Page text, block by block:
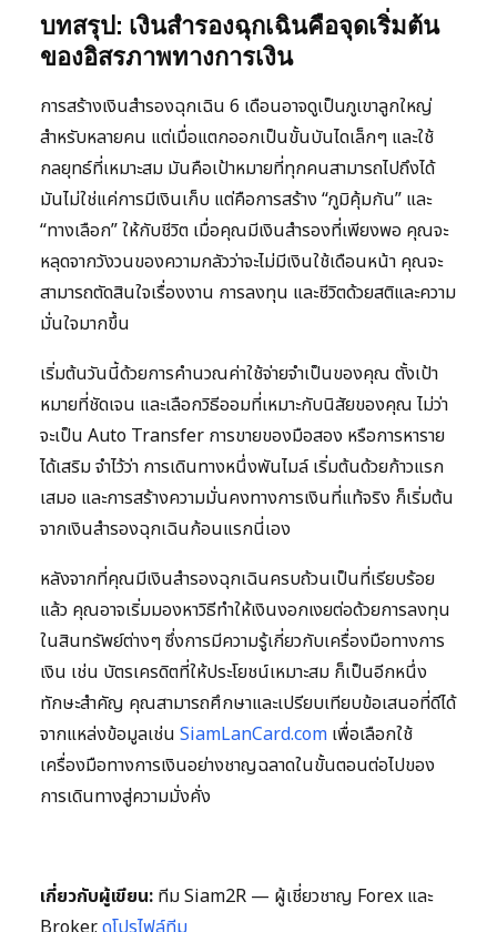
บทสรุป: เงินสำรองฉุกเฉินคือจุดเริ่มต้น
ของอิสรภาพทางการเงิน
การสร้างเงินสำรองฉุกเฉิน 6 เดือนอาจดูเป็นภูเขาลูกใหญ่
สำหรับหลายคน แต่เมื่อแตกออกเป็นขั้นบันไดเล็กๆ และใช้
กลยุทธ์ที่เหมาะสม มันคือเป้าหมายที่ทุกคนสามารถไปถึงได้
มันไม่ใช่แค่การมีเงินเก็บ แต่คือการสร้าง “ภูมิคุ้มกัน” และ
“ทางเลือก” ให้กับชีวิต เมื่อคุณมีเงินสำรองที่เพียงพอ คุณจะ
หลุดจากวังวนของความกลัวว่าจะไม่มีเงินใช้เดือนหน้า คุณจะ
สามารถตัดสินใจเรื่องงาน การลงทุน และชีวิตด้วยสติและความ
มั่นใจมากขึ้น
เริ่มต้นวันนี้ด้วยการคำนวณค่าใช้จ่ายจำเป็นของคุณ ตั้งเป้า
หมายที่ชัดเจน และเลือกวิธีออมที่เหมาะกับนิสัยของคุณ ไม่ว่า
จะเป็น Auto Transfer การขายของมือสอง หรือการหาราย
ได้เสริม จำไว้ว่า การเดินทางหนึ่งพันไมล์ เริ่มต้นด้วยก้าวแรก
เสมอ และการสร้างความมั่นคงทางการเงินที่แท้จริง ก็เริ่มต้น
จากเงินสำรองฉุกเฉินก้อนแรกนี่เอง
หลังจากที่คุณมีเงินสำรองฉุกเฉินครบถ้วนเป็นที่เรียบร้อย
แล้ว คุณอาจเริ่มมองหาวิธีทำให้เงินงอกเงยต่อด้วยการลงทุน
ในสินทรัพย์ต่างๆ ซึ่งการมีความรู้เกี่ยวกับเครื่องมือทางการ
เงิน เช่น บัตรเครดิตที่ให้ประโยชน์เหมาะสม ก็เป็นอีกหนึ่ง
ทักษะสำคัญ คุณสามารถศึกษาและเปรียบเทียบข้อเสนอที่ดีได้
จากแหล่งข้อมูลเช่น SiamLanCard.com เพื่อเลือกใช้
เครื่องมือทางการเงินอย่างชาญฉลาดในขั้นตอนต่อไปของ
การเดินทางสู่ความมั่งคั่ง
เกี่ยวกับผู้เขียน: ทีม Siam2R — ผู้เชี่ยวชาญ Forex และ